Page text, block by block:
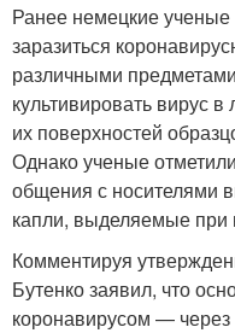
Ранее немецкие
заразиться
различными
культивировать вирус
их поверхностей
Однако ученые
общения с носителями
капли, выделяемые при
Комментируя
Бутенко заявил, что
коронавирусом — через